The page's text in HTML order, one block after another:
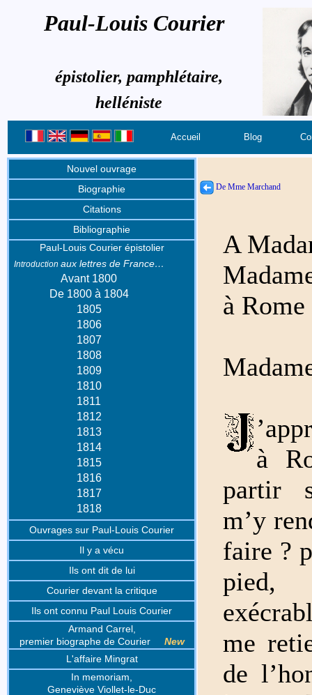
Paul-Louis Courier
épistolier, pamphlétaire,
helléniste
Accueil Blog
Nouvel ouvrage
Biographie
Citations
Bibliographie
Paul-Louis Courier épistolier
Introduction aux lettres de France…
Avant 1800
De 1800 à 1804
1805
1806
1807
1808
1809
1810
1811
1812
1813
1814
1815
1816
1817
1818
Ouvrages sur Paul-Louis Courier
Il y a vécu
Ils ont dit de lui
Courier devant la critique
Ils ont connu Paul Louis Courier
Armand Carrel,
premier biographe de CourierNew
L'affaire Mingrat
In memoriam,
Geneviève Viollet-le-Duc
De Mme Marchand
A
à Rome
à
partir
m’y
faire ?
pied,
me
de